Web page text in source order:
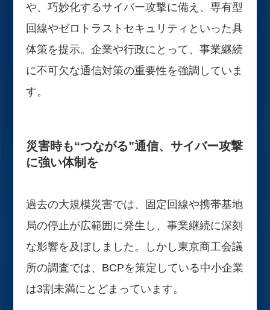
や、巧妙化するサイバー攻撃に備え、専有型
回線やゼロトラストセキュリティといった具
体策を提示。企業や行政にとって、事業継続
に不可欠な通信対策の重要性を強調していま
す。
災害時も“つながる”通信、サイバー攻撃
に強い体制を
過去の大規模災害では、固定回線や携帯基地
局の停止が広範囲に発生し、事業継続に深刻
な影響を及ぼしました。しかし東京商工会議
所の調査では、BCPを策定している中小企業
は3割未満にとどまっています。